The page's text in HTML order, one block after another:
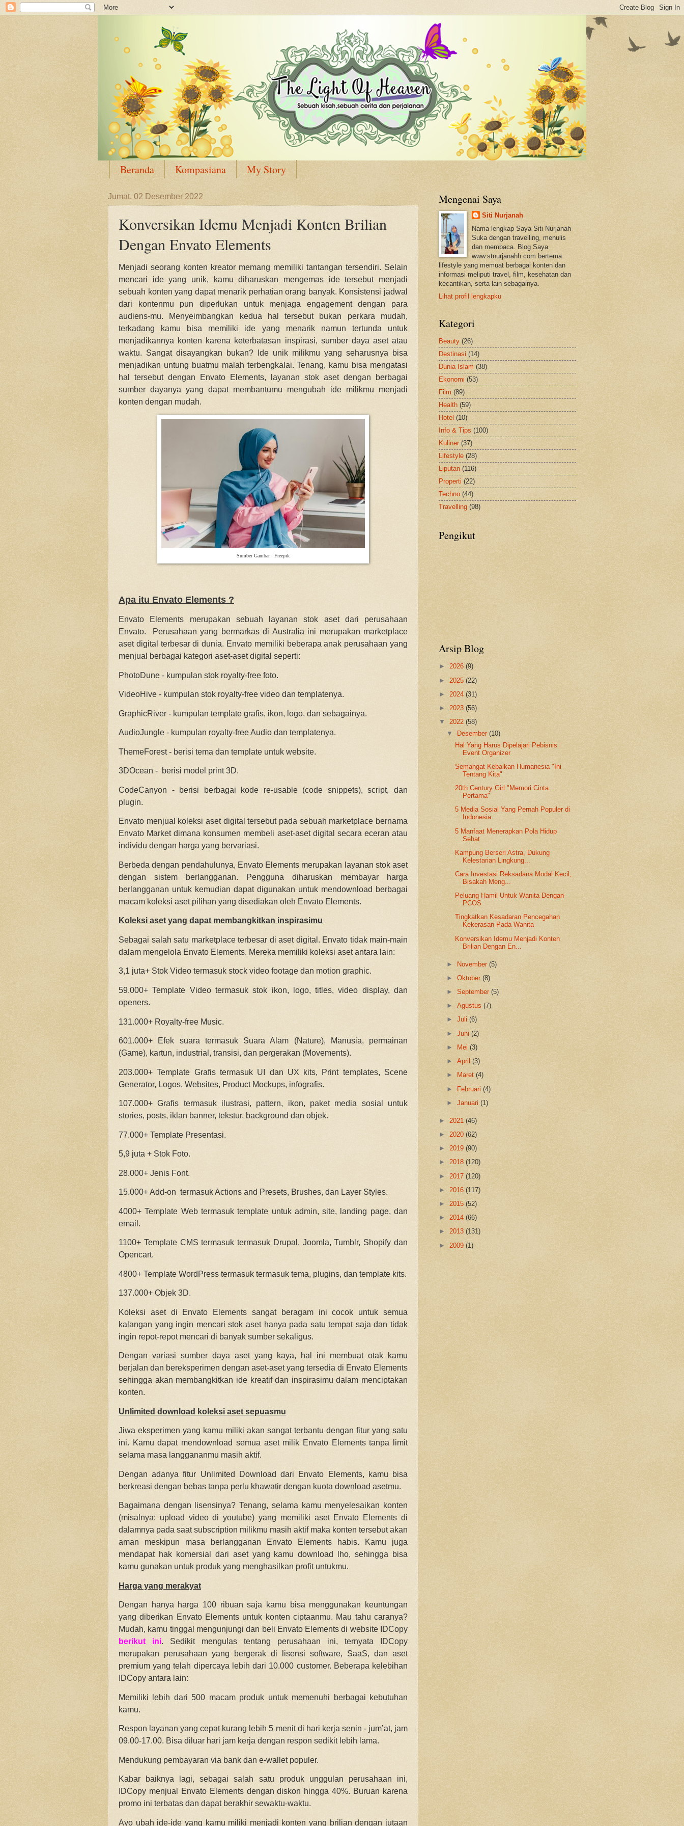
Beranda Kompasiana My Story
Jumat, 02 Desember 2022
Konversikan Idemu Menjadi Konten Brilian
Dengan Envato Elements
Menjadi seorang konten kreator memang memiliki tantangan tersendiri. Selain
mencari ide yang unik, kamu diharuskan mengemas ide tersebut menjadi
sebuah konten yang dapat menarik perhatian orang banyak. Konsistensi jadwal
dari kontenmu pun diperlukan untuk menjaga engagement dengan para
audiens-mu. Menyeimbangkan kedua hal tersebut bukan perkara mudah,
terkadang kamu bisa memiliki ide yang menarik namun tertunda untuk
menjadikannya konten karena keterbatasan inspirasi, sumber daya aset atau
waktu. Sangat disayangkan bukan? Ide unik milikmu yang seharusnya bisa
menjadikan untung buatmu malah terbengkalai. Tenang, kamu bisa mengatasi
hal tersebut dengan Envato Elements, layanan stok aset dengan berbagai
sumber dayanya yang dapat membantumu mengubah ide milikmu menjadi
konten dengan mudah.
Sumber Gambar : Freepik
Apa itu Envato Elements ?
Envato Elements merupakan sebuah layanan stok aset dari perusahaan
Envato. Perusahaan yang bermarkas di Australia ini merupakan marketplace
aset digital terbesar di dunia. Envato memiliki beberapa anak perusahaan yang
menjual berbagai kategori aset-aset digital seperti:
PhotoDune - kumpulan stok royalty-free foto.
VideoHive - kumpulan stok royalty-free video dan templatenya.
GraphicRiver - kumpulan template grafis, ikon, logo, dan sebagainya.
AudioJungle - kumpulan royalty-free Audio dan templatenya.
ThemeForest - berisi tema dan template untuk website.
3DOcean - berisi model print 3D.
CodeCanyon - berisi berbagai kode re-usable (code snippets), script, dan
plugin.
Envato menjual koleksi aset digital tersebut pada sebuah marketplace bernama
Envato Market dimana konsumen membeli aset-aset digital secara eceran atau
individu dengan harga yang bervariasi.
Berbeda dengan pendahulunya, Envato Elements merupakan layanan stok aset
dengan sistem berlangganan. Pengguna diharuskan membayar harga
berlangganan untuk kemudian dapat digunakan untuk mendownload berbagai
macam koleksi aset pilihan yang disediakan oleh Envato Elements.
Koleksi aset yang dapat membangkitkan inspirasimu
Sebagai salah satu marketplace terbesar di aset digital. Envato tidak main-main
dalam mengelola Envato Elements. Mereka memiliki koleksi aset antara lain:
3,1 juta+ Stok Video termasuk stock video footage dan motion graphic.
59.000+ Template Video termasuk stok ikon, logo, titles, video display, dan
openers.
131.000+ Royalty-free Music.
601.000+ Efek suara termasuk Suara Alam (Nature), Manusia, permainan
(Game), kartun, industrial, transisi, dan pergerakan (Movements).
203.000+ Template Grafis termasuk UI dan UX kits, Print templates, Scene
Generator, Logos, Websites, Product Mockups, infografis.
107.000+ Grafis termasuk ilustrasi, pattern, ikon, paket media sosial untuk
stories, posts, iklan banner, tekstur, background dan objek.
77.000+ Template Presentasi.
5,9 juta + Stok Foto.
28.000+ Jenis Font.
15.000+ Add-on termasuk Actions and Presets, Brushes, dan Layer Styles.
4000+ Template Web termasuk template untuk admin, site, landing page, dan
email.
1100+ Template CMS termasuk termasuk Drupal, Joomla, Tumblr, Shopify dan
Opencart.
4800+ Template WordPress termasuk termasuk tema, plugins, dan template kits.
137.000+ Objek 3D.
Koleksi aset di Envato Elements sangat beragam ini cocok untuk semua
kalangan yang ingin mencari stok aset hanya pada satu tempat saja dan tidak
ingin repot-repot mencari di banyak sumber sekaligus.
Dengan variasi sumber daya aset yang kaya, hal ini membuat otak kamu
berjalan dan bereksperimen dengan aset-aset yang tersedia di Envato Elements
sehingga akan membangkitkan ide kreatif dan inspirasimu dalam menciptakan
konten.
Unlimited download koleksi aset sepuasmu
Jiwa eksperimen yang kamu miliki akan sangat terbantu dengan fitur yang satu
ini. Kamu dapat mendownload semua aset milik Envato Elements tanpa limit
selama masa langgananmu masih aktif.
Dengan adanya fitur Unlimited Download dari Envato Elements, kamu bisa
berkreasi dengan bebas tanpa perlu khawatir dengan kuota download asetmu.
Bagaimana dengan lisensinya? Tenang, selama kamu menyelesaikan konten
(misalnya: upload video di youtube) yang memiliki aset Envato Elements di
dalamnya pada saat subscription milikmu masih aktif maka konten tersebut akan
aman meskipun masa berlangganan Envato Elements habis. Kamu juga
mendapat hak komersial dari aset yang kamu download lho, sehingga bisa
kamu gunakan untuk produk yang menghasilkan profit untukmu.
Harga yang merakyat
Dengan hanya harga 100 ribuan saja kamu bisa menggunakan keuntungan
yang diberikan Envato Elements untuk konten ciptaanmu. Mau tahu caranya?
Mudah, kamu tinggal mengunjungi dan beli Envato Elements di website IDCopy
berikut ini. Sedikit mengulas tentang perusahaan ini, ternyata IDCopy
merupakan perusahaan yang bergerak di lisensi software, SaaS, dan aset
premium yang telah dipercaya lebih dari 10.000 customer. Beberapa kelebihan
IDCopy antara lain:
Memiliki lebih dari 500 macam produk untuk memenuhi berbagai kebutuhan
kamu.
Respon layanan yang cepat kurang lebih 5 menit di hari kerja senin - jum’at, jam
09.00-17.00. Bisa diluar hari jam kerja dengan respon sedikit lebih lama.
Mendukung pembayaran via bank dan e-wallet populer.
Kabar baiknya lagi, sebagai salah satu produk unggulan perusahaan ini,
IDCopy menjual Envato Elements dengan diskon hingga 40%. Buruan karena
promo ini terbatas dan dapat berakhir sewaktu-waktu.
Ayo ubah ide-ide yang kamu miliki menjadi konten yang brilian dengan jutaan
Mengenai Saya
Siti Nurjanah
Nama lengkap Saya Siti Nurjanah
Suka dengan travelling, menulis
dan membaca. Blog Saya
www.stnurjanahh.com bertema
lifestyle yang memuat berbagai konten dan
informasi meliputi travel, film, kesehatan dan
kecantikan, serta lain sebagainya.
Lihat profil lengkapku
Kategori
Beauty (26)
Destinasi (14)
Dunia Islam (38)
Ekonomi (53)
Film (89)
Health (59)
Hotel (10)
Info & Tips (100)
Kuliner (37)
Lifestyle (28)
Liputan (116)
Properti (22)
Techno (44)
Travelling (98)
Pengikut
Arsip Blog
► 2026 (9)
► 2025 (22)
► 2024 (31)
► 2023 (56)
▼ 2022 (58)
▼
Desember(10)
Hal Yang Harus Dipelajari Pebisnis
Event Organizer
Semangat Kebaikan Humanesia "Ini
Tentang Kita"
20th Century Girl "Memori Cinta
Pertama"
5 Media Sosial Yang Pernah Populer di
Indonesia
5 Manfaat Menerapkan Pola Hidup
Sehat
Kampung Berseri Astra, Dukung
Kelestarian Lingkung...
Cara Investasi Reksadana Modal Kecil,
Bisakah Meng...
Peluang Hamil Untuk Wanita Dengan
PCOS
Tingkatkan Kesadaran Pencegahan
Kekerasan Pada Wanita
Konversikan Idemu Menjadi Konten
Brilian Dengan En...
► November(5)
►Oktober(8)
►September(5)
►Agustus(7)
►Juli(6)
►Juni(2)
►
Mei(3)
►April(3)
►
Maret(4)
► Februari(4)
►Januari(1)
► 2021 (46)
► 2020 (62)
► 2019 (90)
► 2018 (120)
► 2017 (120)
► 2016 (117)
► 2015 (52)
► 2014 (66)
► 2013 (131)
► 2009 (1)